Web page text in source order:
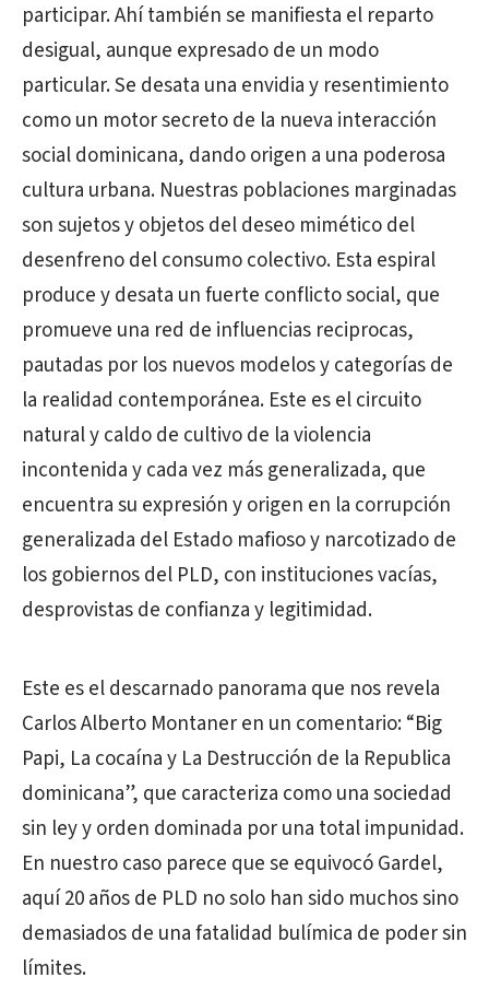
participar. Ahí también se manifiesta el reparto
desigual, aunque expresado de un modo
particular. Se desata una envidia y resentimiento
como un motor secreto de la nueva interacción
social dominicana, dando origen a una poderosa
cultura urbana. Nuestras poblaciones marginadas
son sujetos y objetos del deseo mimético del
desenfreno del consumo colectivo. Esta espiral
produce y desata un fuerte conflicto social, que
promueve una red de influencias reciprocas,
pautadas por los nuevos modelos y categorías de
la realidad contemporánea. Este es el circuito
natural y caldo de cultivo de la violencia
incontenida y cada vez más generalizada, que
encuentra su expresión y origen en la corrupción
generalizada del Estado mafioso y narcotizado de
los gobiernos del PLD, con instituciones vacías,
desprovistas de confianza y legitimidad.
Este es el descarnado panorama que nos revela
Carlos Alberto Montaner en un comentario: “Big
Papi, La cocaína y La Destrucción de la Republica
dominicana”, que caracteriza como una sociedad
sin ley y orden dominada por una total impunidad.
En nuestro caso parece que se equivocó Gardel,
aquí 20 años de PLD no solo han sido muchos sino
demasiados de una fatalidad bulímica de poder sin
límites.